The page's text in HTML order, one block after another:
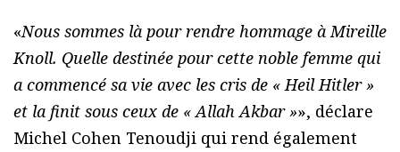
«Nous sommes là pour rendre hommage à Mireille
Knoll. Quelle destinée pour cette noble femme qui
a commencé sa vie avec les cris de « Heil Hitler »
et la finit sous ceux de « Allah Akbar »», déclare
Michel Cohen Tenoudji qui rend également